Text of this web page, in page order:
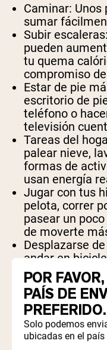
Caminar: Unos
sumar
Subir escaleras:
pueden
tu quema
compromiso
Estar de pie
escritorio de
teléfono o
televisión
Tareas del
palear nieve,
formas de
usan energía
Jugar con tus
pelota, correr
pasear un
de moverte
Desplazarse
andar en
bajarte del
ser una forma
movimiento.
Inquietud y
movimientos
cambiar de
POR
PAÍS DE
PREFERIDO.
Solo podemos
ubicadas en el país